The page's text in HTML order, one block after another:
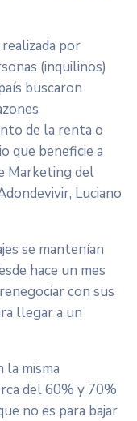
por
(inquilinos)
buscaron
de la renta o
que beneficie a
Marketing del
Luciano
se mantenían
hace un mes
con sus
llegar a un
la misma
del 60% y 70%
no es para bajar